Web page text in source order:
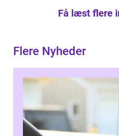
Få læst flere
Flere Nyheder